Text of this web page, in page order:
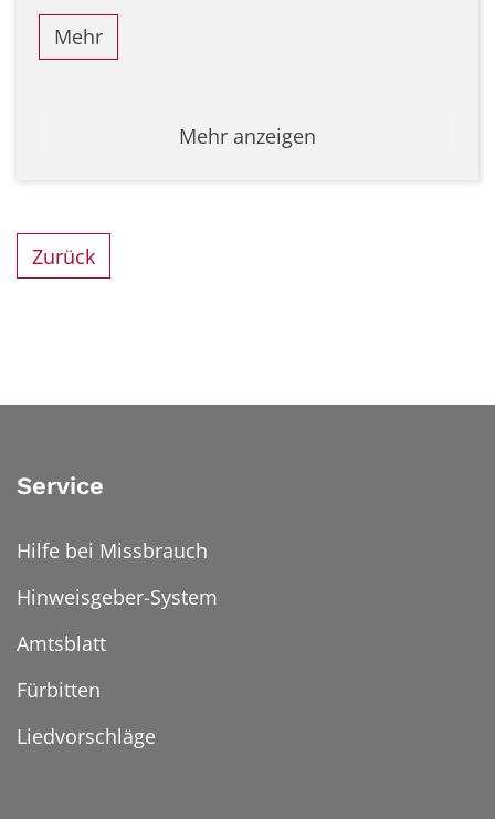
Mehr
Mehr anzeigen
Zurück
Service
Hilfe bei Missbrauch
Hinweisgeber-System
Amtsblatt
Fürbitten
Liedvorschläge